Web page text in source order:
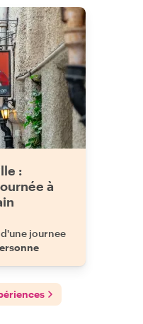
:
à
journee